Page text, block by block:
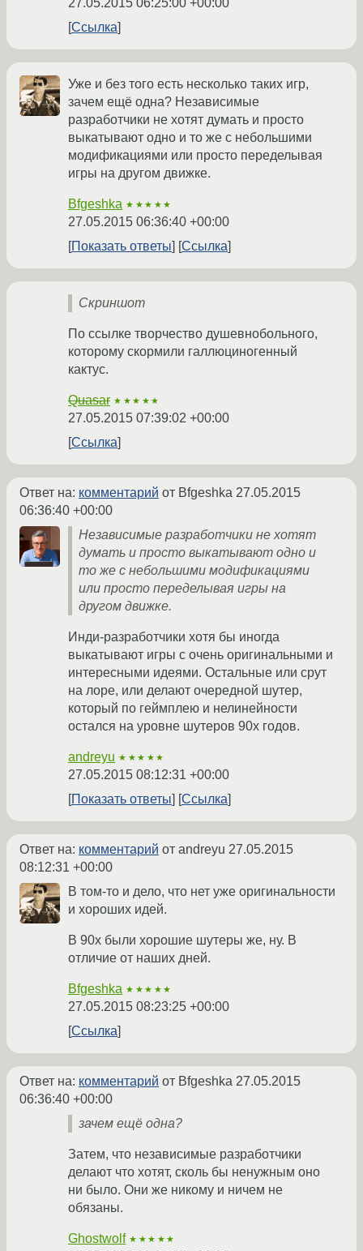
27.05.2015 06:25:00 +00:00
Ссылка
Уже и без того есть несколько таких игр,
зачем ещё одна? Независимые
разработчики не хотят думать и просто
выкатывают одно и то же с небольшими
модификациями или просто переделывая
игры на другом движке.
Bfgeshka ★★★★★
27.05.2015 06:36:40 +00:00
Показать ответы
Ссылка
Скриншот
По ссылке творчество душевнобольного,
которому скормили галлюциногенный
кактус.
Quasar ★★★★★
27.05.2015 07:39:02 +00:00
Ссылка
Ответ на: комментарий от Bfgeshka 27.05.2015
06:36:40 +00:00
Независимые разработчики не хотят
думать и просто выкатывают одно и
то же с небольшими модификациями
или просто переделывая игры на
другом движке.
Инди-разработчики хотя бы иногда
выкатывают игры с очень оригинальными и
интересными идеями. Остальные или срут
на лоре, или делают очередной шутер,
который по геймплею и нелинейности
остался на уровне шутеров 90х годов.
andreyu ★★★★★
27.05.2015 08:12:31 +00:00
Показать ответы
Ссылка
Ответ на: комментарий от andreyu 27.05.2015
08:12:31 +00:00
В том-то и дело, что нет уже оригинальности
и хороших идей.
В 90х были хорошие шутеры же, ну. В
отличие от наших дней.
Bfgeshka ★★★★★
27.05.2015 08:23:25 +00:00
Ссылка
Ответ на: комментарий от Bfgeshka 27.05.2015
06:36:40 +00:00
зачем ещё одна?
Затем, что независимые разработчики
делают что хотят, сколь бы ненужным оно
ни было. Они же никому и ничем не
обязаны.
Ghostwolf ★★★★★